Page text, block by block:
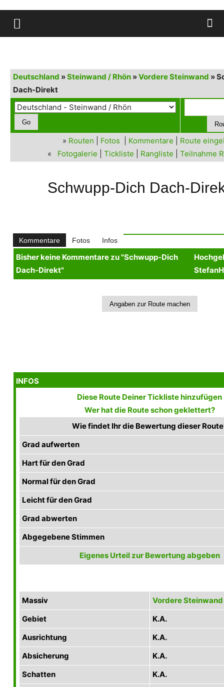
Deutschland »Steinwand / Rhön »Vordere Steinwand »
Dach-Direkt
» Routen Fotos Kommentare
Route
« Fotogalerie Tickliste Rangliste Teilnahme
Schwupp-Dich Dach-
Kommentare Fotos Infos
Bisher keine Kommentare zu "Schwupp-Dich
Dach-Direkt"
INFOS
Diese Route Deiner Tickliste hinzufügen
Wer hat die Route schon geklettert?
Wie findet Ihr die Bewertung dieser
Grad aufwerten
Hart für den Grad
Normal für den Grad
Leicht für den Grad
Grad abwerten
Abgegebene Stimmen
Eigenes Urteil zur Bewertung abgeben
Massiv
Vordere Steinwand
Gebiet
K.A.
Ausrichtung
K.A.
Absicherung
K.A.
Schatten
K.A.